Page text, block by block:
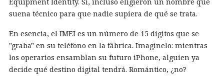
suena técnico para que nadie supiera de qué se trata.
En esencia, el IMEI es un número de 15 dígitos que se
"graba" en su teléfono en la fábrica. Imagínelo: mientras
los operarios ensamblan su futuro iPhone, alguien ya
decide qué destino digital tendrá. Romántico, ¿no?